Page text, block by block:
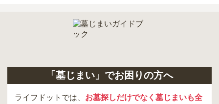
「墓じまい」でお困りの方へ
ライフドットでは、 お墓探しだけでなく墓じまいも全